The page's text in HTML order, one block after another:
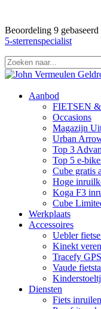
Beoordeling 9
5-sterrenspecialist
Aanbod
FIETSEN
Occasions
Magazijn
Urban
Top 3
Top 5 e-
Cube gratis
Hoge
Koga F3
Cube
Werkplaats
Accessoires
Uebler
Kinekt
Tracefy GPS
Vaude
Diensten
Fiets inruilen